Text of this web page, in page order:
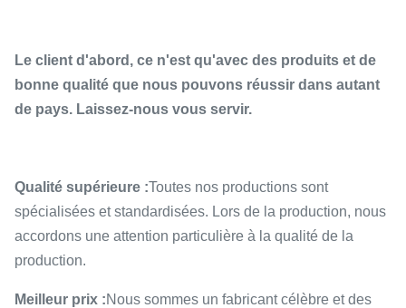
Le client d'abord, ce n'est qu'avec des produits et de
bonne qualité que nous pouvons réussir dans autant
de pays. Laissez-nous vous servir.
Qualité supérieure :Toutes nos productions sont
spécialisées et standardisées. Lors de la production, nous
accordons une attention particulière à la qualité de la
production.
Meilleur prix :Nous sommes un fabricant célèbre et des